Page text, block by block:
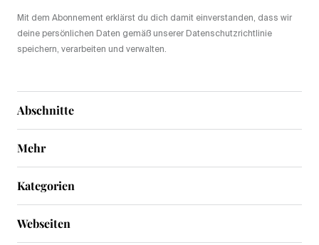
Abschnitte
Mehr
Mit dem Abonnement erklärst du dich damit einverstanden, dass wir
deine persönlichen Daten gemäß unserer Datenschutzrichtlinie
speichern, verarbeiten und verwalten.
Kategorien
Webseiten